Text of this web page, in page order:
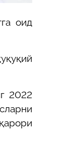
оид
2022
қарори